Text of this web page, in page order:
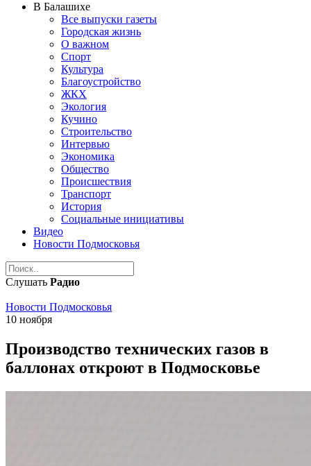
В Балашихе
Все выпуски газеты
Городская жизнь
О важном
Спорт
Культура
Благоустройство
ЖКХ
Экология
Кучино
Строительство
Интервью
Экономика
Общество
Происшествия
Транспорт
История
Социальные инициативы
Видео
Новости Подмосковья
Слушать Радио
Новости Подмосковья
10 ноября
Производство технических газов в
баллонах откроют в Подмосковье